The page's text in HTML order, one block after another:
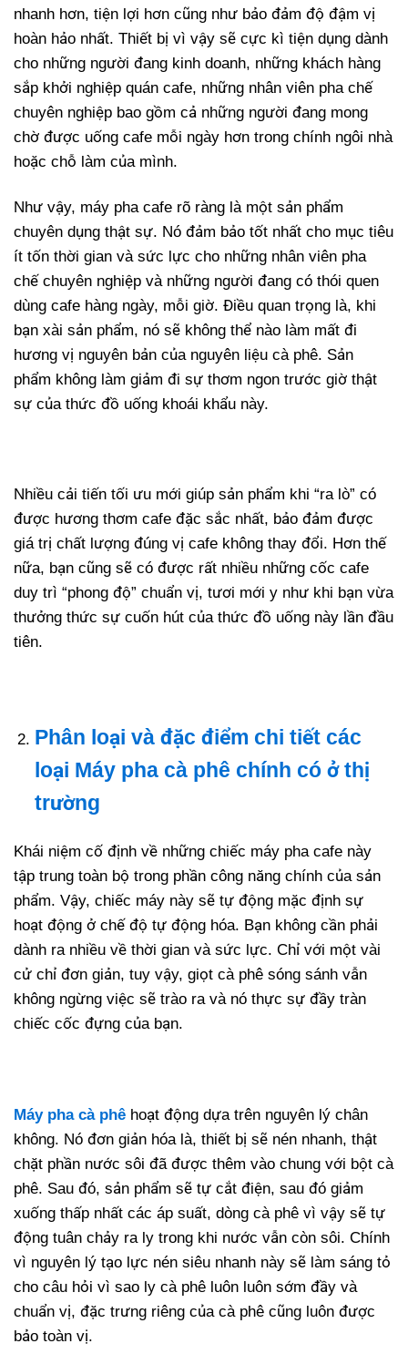
nhanh hơn, tiện lợi hơn cũng như bảo đảm độ đậm vị
hoàn hảo nhất. Thiết bị vì vậy sẽ cực kì tiện dụng dành
cho những người đang kinh doanh, những khách hàng
sắp khởi nghiệp quán cafe, những nhân viên pha chế
chuyên nghiệp bao gồm cả những người đang mong
chờ được uống cafe mỗi ngày hơn trong chính ngôi nhà
hoặc chỗ làm của mình.
Như vậy, máy pha cafe rõ ràng là một sản phẩm
chuyên dụng thật sự. Nó đảm bảo tốt nhất cho mục tiêu
ít tốn thời gian và sức lực cho những nhân viên pha
chế chuyên nghiệp và những người đang có thói quen
dùng cafe hàng ngày, mỗi giờ. Điều quan trọng là, khi
bạn xài sản phẩm, nó sẽ không thể nào làm mất đi
hương vị nguyên bản của nguyên liệu cà phê. Sản
phẩm không làm giảm đi sự thơm ngon trước giờ thật
sự của thức đồ uống khoái khẩu này.
Nhiều cải tiến tối ưu mới giúp sản phẩm khi “ra lò” có
được hương thơm cafe đặc sắc nhất, bảo đảm được
giá trị chất lượng đúng vị cafe không thay đổi. Hơn thế
nữa, bạn cũng sẽ có được rất nhiều những cốc cafe
duy trì “phong độ” chuẩn vị, tươi mới y như khi bạn vừa
thưởng thức sự cuốn hút của thức đồ uống này lần đầu
tiên.
Phân loại và đặc điểm chi tiết các
loại Máy pha cà phê chính có ở thị
trường
Khái niệm cố định về những chiếc máy pha cafe này
tập trung toàn bộ trong phần công năng chính của sản
phẩm. Vậy, chiếc máy này sẽ tự động mặc định sự
hoạt động ở chế độ tự động hóa. Bạn không cần phải
dành ra nhiều về thời gian và sức lực. Chỉ với một vài
cử chỉ đơn giản, tuy vậy, giọt cà phê sóng sánh vẫn
không ngừng việc sẽ trào ra và nó thực sự đầy tràn
chiếc cốc đựng của bạn.
Máy pha cà phê hoạt động dựa trên nguyên lý chân
không. Nó đơn giản hóa là, thiết bị sẽ nén nhanh, thật
chặt phần nước sôi đã được thêm vào chung với bột cà
phê. Sau đó, sản phẩm sẽ tự cắt điện, sau đó giảm
xuống thấp nhất các áp suất, dòng cà phê vì vậy sẽ tự
động tuân chảy ra ly trong khi nước vẫn còn sôi. Chính
vì nguyên lý tạo lực nén siêu nhanh này sẽ làm sáng tỏ
cho câu hỏi vì sao ly cà phê luôn luôn sớm đầy và
chuẩn vị, đặc trưng riêng của cà phê cũng luôn được
bảo toàn vị.